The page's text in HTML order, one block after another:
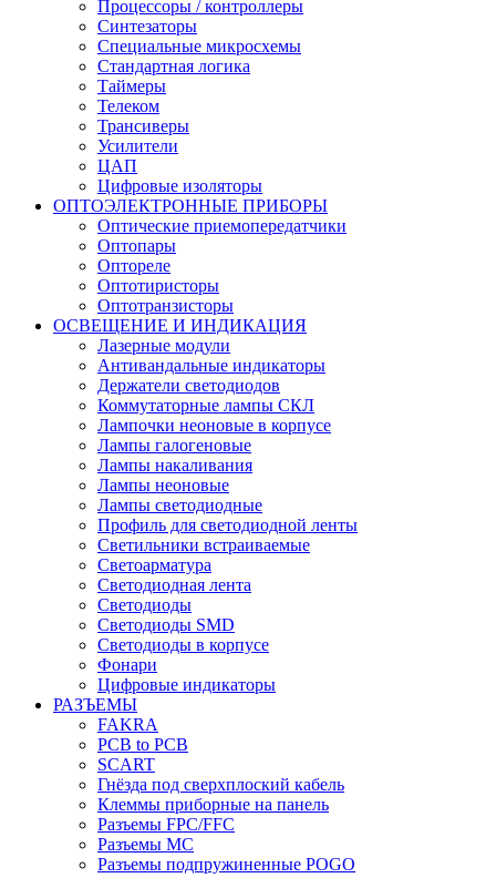
Процессоры / контроллеры
Синтезаторы
Специальные микросхемы
Стандартная логика
Таймеры
Телеком
Трансиверы
Усилители
ЦАП
Цифровые изоляторы
ОПТОЭЛЕКТРОННЫЕ ПРИБОРЫ
Оптические приемопередатчики
Оптопары
Оптореле
Оптотиристоры
Оптотранзисторы
ОСВЕЩЕНИЕ И ИНДИКАЦИЯ
Лазерные модули
Антивандальные индикаторы
Держатели светодиодов
Коммутаторные лампы СКЛ
Лампочки неоновые в корпусе
Лампы галогеновые
Лампы накаливания
Лампы неоновые
Лампы светодиодные
Профиль для светодиодной ленты
Светильники встраиваемые
Светоарматура
Светодиодная лента
Светодиоды
Светодиоды SMD
Светодиоды в корпусе
Фонари
Цифровые индикаторы
РАЗЪЕМЫ
FAKRA
PCB to PCB
SCART
Гнёзда под сверхплоский кабель
Клеммы приборные на панель
Разъемы FPC/FFC
Разъемы MC
Разъемы подпружиненные POGO